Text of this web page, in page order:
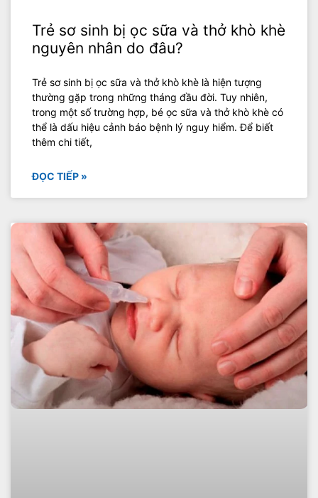
Trẻ sơ sinh bị ọc sữa và thở khò khè
nguyên nhân do đâu?
Trẻ sơ sinh bị ọc sữa và thở khò khè là hiện tượng
thường gặp trong những tháng đầu đời. Tuy nhiên,
trong một số trường hợp, bé ọc sữa và thở khò khè có
thể là dấu hiệu cảnh báo bệnh lý nguy hiểm. Để biết
thêm chi tiết,
ĐỌC TIẾP »